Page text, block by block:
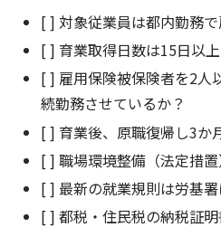
[ ] 対象従業員は都内勤務
[ ] 育業取得日数は15日以上
[ ] 雇用保険被保険者を2人
続勤務させているか？
[ ] 育業後、原職復帰し3か
[ ] 職場環境整備（法定措
[ ] 最新の就業規則は労基
[ ] 都税・住民税の納税証